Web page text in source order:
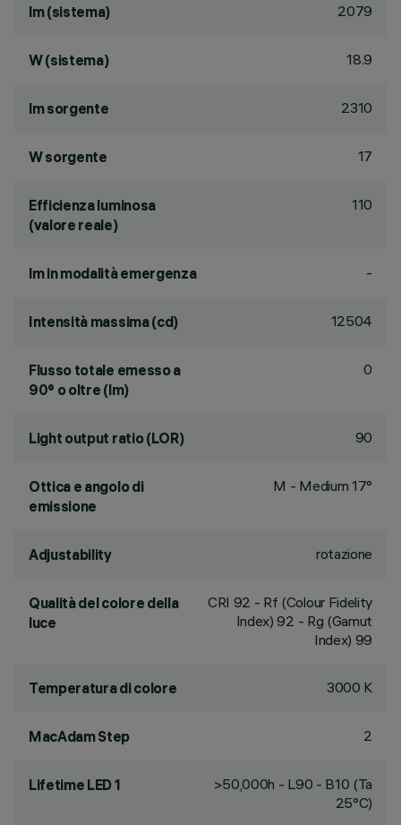
lm (sistema) 2079
W (sistema) 18.9
lm sorgente 2310
W sorgente 17
Efficienza luminosa
(valore reale)
110
lm in modalità emergenza -
Intensità massima (cd) 12504
Flusso totale emesso a
90° o oltre (lm)
0
Light output ratio (LOR) 90
Ottica e angolo di
emissione
M - Medium 17°
Adjustability rotazione
Qualità del colore della
luce
CRI 92 - Rf (Colour Fidelity
Index) 92 - Rg (Gamut
Index) 99
Temperatura di colore 3000 K
MacAdam Step 2
Lifetime LED 1
>50,000h - L90 - B10 (Ta
25°C)